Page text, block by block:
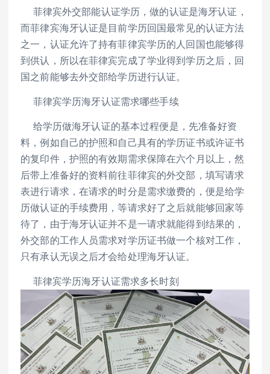
菲律宾外交部能认证学历，做的认证是海牙认证，
而菲律宾海牙认证是目前学历回国最常见的认证方法
之一，认证允许了持有菲律宾学历的人回国也能够得
到供认，所以在菲律宾完成了学业得到学历之后，回
国之前能够去外交部给学历进行认证。
菲律宾学历海牙认证需求哪些手续
给学历做海牙认证的基本过程便是，先准备好资
料，例如自己的护照和自己具有的学历证书或许证书
的复印件，护照的有效期需求保障在六个月以上，然
后带上准备好的资料前往菲律宾的外交部，填写请求
表进行请求，在请求的时分是需求缴费的，便是给学
历做认证的手续费用，等请求好了之后就能够回家等
待了，由于海牙认证并不是一请求就能得到结果的，
外交部的工作人员需求对学历证书做一个核对工作，
只有承认无误之后才会给处理海牙认证。
菲律宾学历海牙认证需求多长时刻